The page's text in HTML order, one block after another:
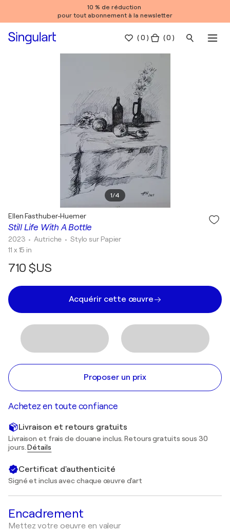
10 % de réduction
pour tout abonnement à la newsletter
(0 ) ( 0 )
1/4
Still Life With A Bottle
Ellen Fasthuber-Huemer
2023 • Autriche • Stylo sur Papier
11 x 15 in
710 $US
Acquérir cette œuvre
Proposer un prix
Achetez en toute confiance
Livraison et retours gratuits
Livraison et frais de douane inclus. Retours gratuits sous 30
jours.Détails
Certificat d'authenticité
Signé et inclus avec chaque œuvre d'art
Encadrement
Mettez votre oeuvre en valeur